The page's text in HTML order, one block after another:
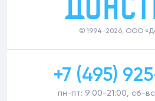
© 1994-2026, ООО
+7 (495)
пн-пт: 9:00-21:00, сб-